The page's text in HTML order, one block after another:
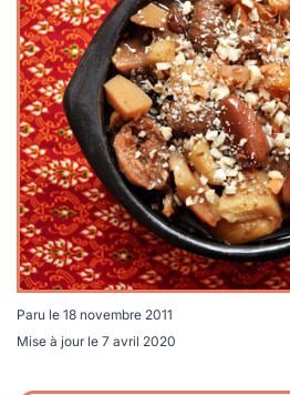
durables
douce
Paru le 18 novembre 2011
Mise à jour le 7 avril 2020